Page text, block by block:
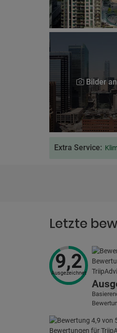
Bilder
Extra Service:
Letzte
9,2
Ausgezeichnet